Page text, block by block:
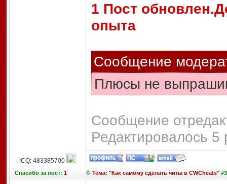
1 Пост
опыта
Сообщение
Плюсы не
Сообщение
Редактировалось 5
ICQ: 483385700
Спасибоза пост: 1 Тема: "Как самому сделать читы в CWCheats"#3